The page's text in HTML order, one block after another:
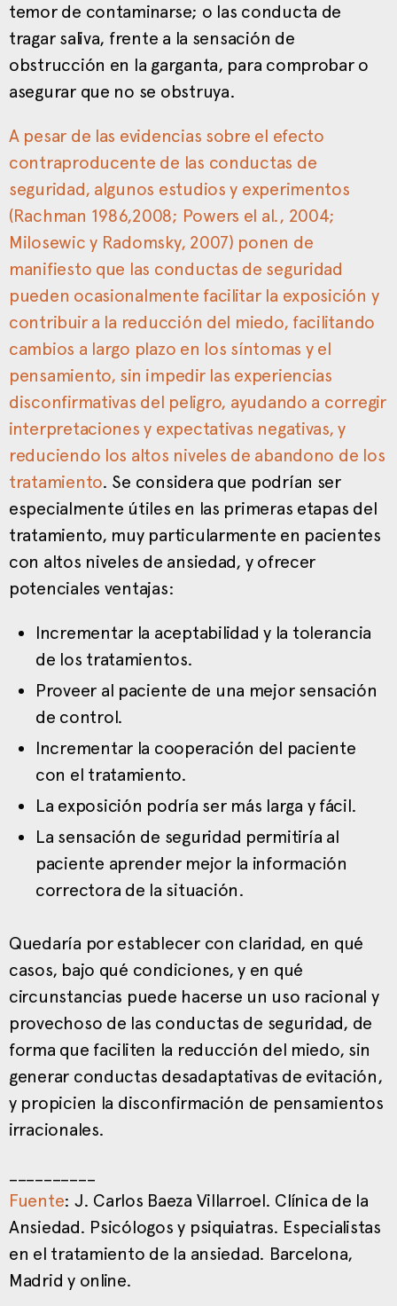
temor de contaminarse; o las conducta de
tragar saliva, frente a la sensación de
obstrucción en la garganta, para comprobar o
asegurar que no se obstruya.
A pesar de las evidencias sobre el efecto
contraproducente de las conductas de
seguridad, algunos estudios y experimentos
(Rachman 1986,2008; Powers el al., 2004;
Milosewic y Radomsky, 2007) ponen de
manifiesto que las conductas de seguridad
pueden ocasionalmente facilitar la exposición y
contribuir a la reducción del miedo, facilitando
cambios a largo plazo en los síntomas y el
pensamiento, sin impedir las experiencias
disconfirmativas del peligro, ayudando a corregir
interpretaciones y expectativas negativas, y
reduciendo los altos niveles de abandono de los
tratamiento. Se considera que podrían ser
especialmente útiles en las primeras etapas del
tratamiento, muy particularmente en pacientes
con altos niveles de ansiedad, y ofrecer
potenciales ventajas:
Incrementar la aceptabilidad y la tolerancia
de los tratamientos.
Proveer al paciente de una mejor sensación
de control.
Incrementar la cooperación del paciente
con el tratamiento.
La exposición podría ser más larga y fácil.
La sensación de seguridad permitiría al
paciente aprender mejor la información
correctora de la situación.
Quedaría por establecer con claridad, en qué
casos, bajo qué condiciones, y en qué
circunstancias puede hacerse un uso racional y
provechoso de las conductas de seguridad, de
forma que faciliten la reducción del miedo, sin
generar conductas desadaptativas de evitación,
y propicien la disconfirmación de pensamientos
irracionales.
__________
Fuente: J. Carlos Baeza Villarroel. Clínica de la
Ansiedad. Psicólogos y psiquiatras. Especialistas
en el tratamiento de la ansiedad. Barcelona,
Madrid y online.